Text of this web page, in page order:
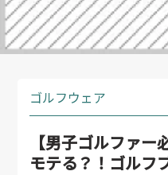
ゴルフウェア
【男子ゴルファ
モテる？！ゴル